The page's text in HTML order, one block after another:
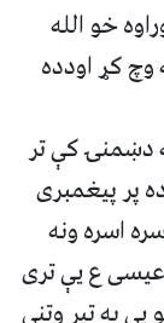
خو الله
وچ کړ اودده
دښمنۍ کې تر
پر پیغمبری
اسره ونه
ع یې تری
په تیر وتنې